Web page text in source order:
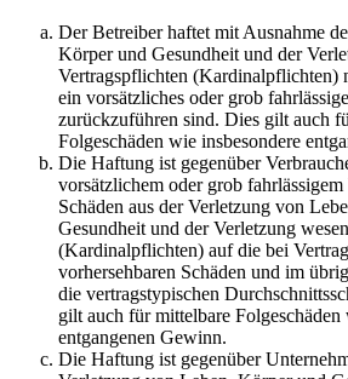
Der Betreiber haftet mit Ausnahme
Körper und Gesundheit und der
Vertragspflichten (Kardinalpflichten)
ein vorsätzliches oder grob
zurückzuführen sind. Dies gilt auch
Folgeschäden wie insbesondere
Die Haftung ist gegenüber
vorsätzlichem oder grob
Schäden aus der Verletzung von
Gesundheit und der Verletzung
(Kardinalpflichten) auf die bei
vorhersehbaren Schäden und im
die vertragstypischen
gilt auch für mittelbare Folgeschäden
entgangenen Gewinn.
Die Haftung ist gegenüber